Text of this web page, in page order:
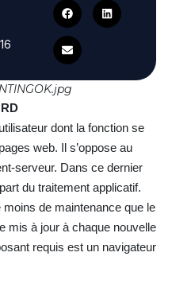
dont la fonction se
web. Il s’oppose au
serveur. Dans ce dernier
du traitement applicatif.
de maintenance que le
mis à jour à chaque nouvelle
requis est un navigateur